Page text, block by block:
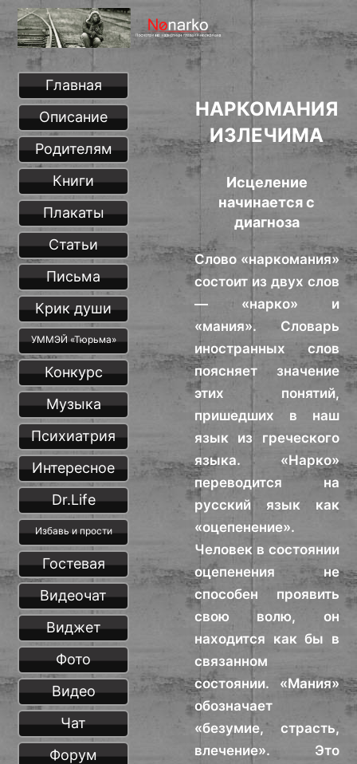
НАРКОМАНИЯ
ИЗЛЕЧИМА
Исцеление
начинается с
диагноза
Слово «наркомания»
состоит из двух слов
— «нарко» и
«мания». Словарь
иностранных слов
поясняет значение
этих понятий,
пришедших в наш
язык из греческого
языка. «Нарко»
переводится на
русский язык как
«оцепенение».
Человек в состоянии
оцепенения не
способен проявить
свою волю, он
находится как бы в
связанном
состоянии. «Мания»
обозначает
«безумие, страсть,
влечение». Это
Главная
Описание
Родителям
Книги
Плакаты
Статьи
Письма
Крик души
УММЭЙ «Тюрьма»
Конкурс
Музыка
Психиатрия
Интересное
Dr.Life
Избавь и прости
Гостевая
Видеочат
Виджет
Фото
Видео
Чат
Форум